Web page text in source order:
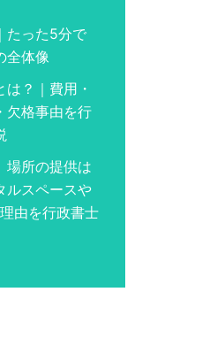
たった5分で
全体像
？｜費用・
欠格事由を行
場所の提供は
ルスペースや
由を行政書士